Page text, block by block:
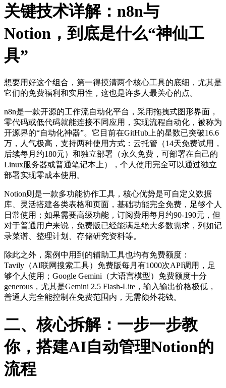
关键技术详解：n8n与
Notion，到底是什么“神仙工
具”
想要用好这个组合，第一得摸清两个核心工具的底细，尤其是
它们的免费福利和实用性，这也是许多人最关心的点。
n8n是一款开源的工作流自动化平台，采用拖拽式图形界面，
零代码或低代码就能连接不同应用，实现流程自动化，被称为
开源界的“自动化神器”。它目前在GitHub上的星数已突破16.6
万，人气极高，支持两种使用方式：云托管（14天免费试用，
后续每月约180元）和独立部署（永久免费，可部署在自己的
Linux服务器或普通笔记本上），个人使用完全可以通过独立
部署实现零成本使用。
Notion则是一款多功能协作工具，核心优势是可自定义数据
库、灵活搭建各类表格和页面，基础功能完全免费，足够个人
日常使用；如果需要高级功能，订阅费用每月约90-190元，但
对于普通用户来说，免费版已经能满足绝大多数需求，列如记
录菜谱、整理计划、存储研究资料等。
除此之外，案例中用到的辅助工具也均有免费额度：
Tavily（AI联网搜索工具）免费版每月有1000次API调用，足
够个人使用；Google Gemini（大语言模型）免费额度十分
generous，尤其是Gemini 2.5 Flash-Lite，输入输出价格极低，
普通人完全能控制在免费范围内，无需额外花钱。
二、核心拆解：一步一步教
你，搭建AI自动管理Notion的
流程